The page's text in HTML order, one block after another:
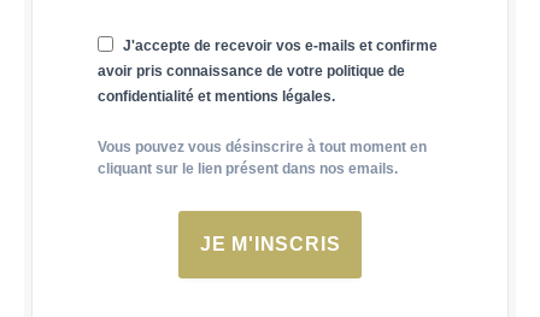
J'accepte de recevoir vos e-mails et confirme
avoir pris connaissance de votre politique de
confidentialité et mentions légales.
Vous pouvez vous désinscrire à tout moment en
cliquant sur le lien présent dans nos emails.
JE M'INSCRIS